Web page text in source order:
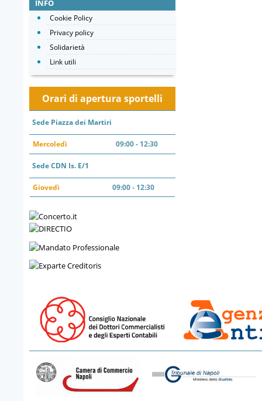
INFO
Cookie Policy
Privacy policy
Solidarietà
Link utili
Orari di apertura sportelli
Sede Piazza dei Martiri
Mercoledì 09:00 - 12:30
Sede CDN Is. E/1
Giovedì 09:00 - 12:30